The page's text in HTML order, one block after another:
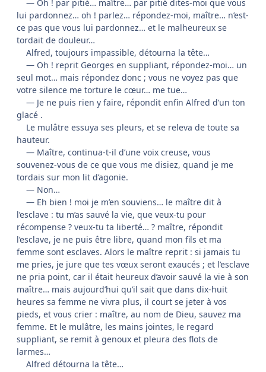
— Oh ! par pitié… maître… par pitié dites-moi que vous
lui pardonnez… oh ! parlez… répondez-moi, maître… n’est-
ce pas que vous lui pardonnez… et le malheureux se
tordait de douleur…
Alfred, toujours impassible, détourna la tête…
— Oh ! reprit Georges en suppliant, répondez-moi… un
seul mot… mais répondez donc ; vous ne voyez pas que
votre silence me torture le cœur… me tue…
— Je ne puis rien y faire, répondit enfin Alfred d’un ton
glacé .
Le mulâtre essuya ses pleurs, et se releva de toute sa
hauteur.
— Maître, continua-t-il d’une voix creuse, vous
souvenez-vous de ce que vous me disiez, quand je me
tordais sur mon lit d’agonie.
— Non…
— Eh bien ! moi je m’en souviens… le maître dit à
l’esclave : tu m’as sauvé la vie, que veux-tu pour
récompense ? veux-tu ta liberté… ? maître, répondit
l’esclave, je ne puis être libre, quand mon fils et ma
femme sont esclaves. Alors le maître reprit : si jamais tu
me pries, je jure que tes vœux seront exaucés ; et l’esclave
ne pria point, car il était heureux d’avoir sauvé la vie à son
maître… mais aujourd’hui qu’il sait que dans dix-huit
heures sa femme ne vivra plus, il court se jeter à vos
pieds, et vous crier : maître, au nom de Dieu, sauvez ma
femme. Et le mulâtre, les mains jointes, le regard
suppliant, se remit à genoux et pleura des flots de
larmes…
Alfred détourna la tête…